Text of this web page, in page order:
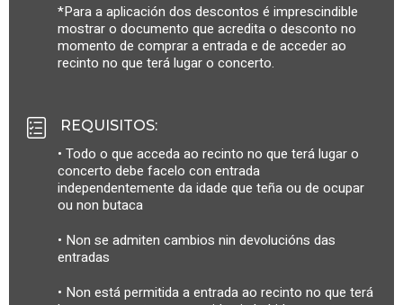
*Para a aplicación dos descontos é imprescindible
mostrar o documento que acredita o desconto no
momento de comprar a entrada e de acceder ao
recinto no que terá lugar o concerto.
REQUISITOS:
• Todo o que acceda ao recinto no que terá lugar o
concerto debe facelo con entrada
independentemente da idade que teña ou de ocupar
ou non butaca
• Non se admiten cambios nin devolucións das
entradas
• Non está permitida a entrada ao recinto no que terá